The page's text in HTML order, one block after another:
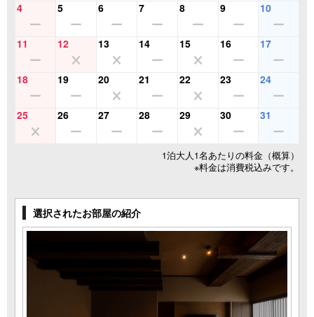
4 5 6 7 8 9 10
11 12 13 14 15 16 17
18 19 20 21 22 23 24
25 26 27 28 29 30 31
1泊大人1名あたりの料金（概算）
※料金は消費税込みです。
選択されたお部屋の紹介